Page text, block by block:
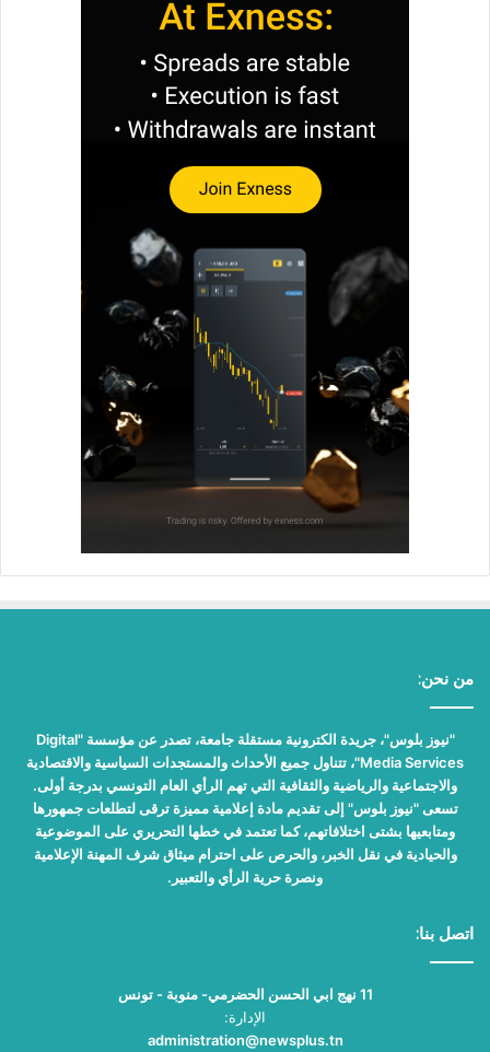
من نحن:
"نيوز بلوس"، جريدة الكترونية مستقلة جامعة، تصدر عن مؤسسة "Digital
Media Services"، تتناول جميع الأحداث والمستجدات السياسية والاقتصادية
والاجتماعية والرياضية والثقافية التي تهم الرأي العام التونسي بدرجة أولى.
تسعى "نيوز بلوس" إلى تقديم مادة إعلامية مميزة ترقى لتطلعات جمهورها
ومتابعيها بشتى اختلافاتهم، كما تعتمد في خطها التحريري على الموضوعية
والحيادية في نقل الخبر، والحرص على احترام ميثاق شرف المهنة الإعلامية
ونصرة حرية الرأي والتعبير.
اتصل بنا:
11 نهج ابي الحسن الحضرمي- منوبة - تونس
الإدارة:
administration@newsplus.tn